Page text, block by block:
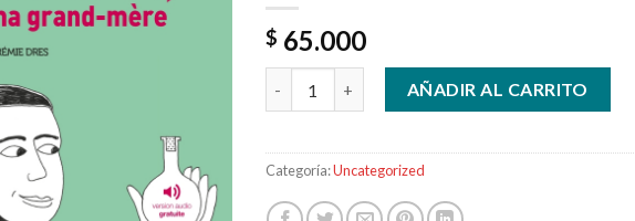
$ 65.000
Marie Curie Ma grandmere cantidad
AÑADIR AL CARRITO
Categoría:Uncategorized